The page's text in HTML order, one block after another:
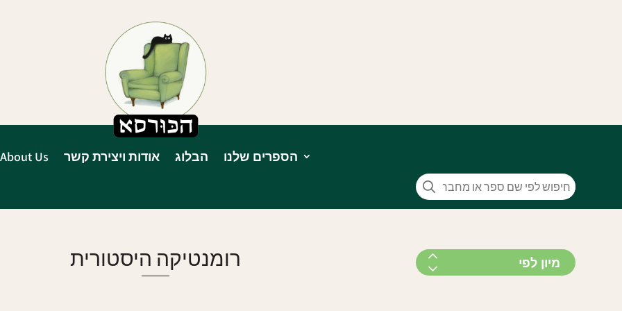
הספרים שלנו הבלוג אודות ויצירת קשר About Us
רומנטיקה היסטורית